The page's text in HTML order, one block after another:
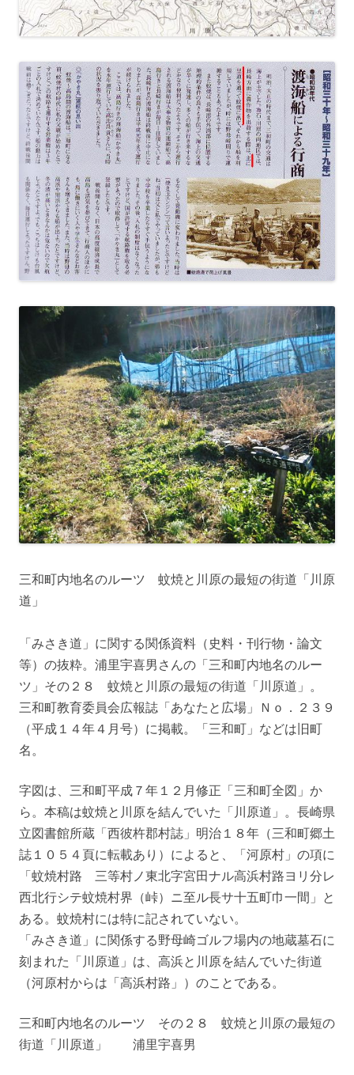
三和町内地名のルーツ 蚊焼と川原の最短の街道「川原
道」
「みさき道」に関する関係資料（史料・刊行物・論文
等）の抜粋。浦里宇喜男さんの「三和町内地名のルー
ツ」その２８ 蚊焼と川原の最短の街道「川原道」。
三和町教育委員会広報誌「あなたと広場」Ｎｏ．２３９
（平成１４年４月号）に掲載。「三和町」などは旧町
名。
字図は、三和町平成７年１２月修正「三和町全図」か
ら。本稿は蚊焼と川原を結んでいた「川原道」。長崎県
立図書館所蔵「西彼杵郡村誌」明治１８年（三和町郷土
誌１０５４頁に転載あり）によると、「河原村」の項に
「蚊焼村路 三等村ノ東北字宮田ナル高浜村路ヨリ分レ
西北行シテ蚊焼村界（峠）ニ至ル長サ十五町巾一間」と
ある。蚊焼村には特に記されていない。
「みさき道」に関係する野母崎ゴルフ場内の地蔵墓石に
刻まれた「川原道」は、高浜と川原を結んでいた街道
（河原村からは「高浜村路」）のことである。
三和町内地名のルーツ その２８ 蚊焼と川原の最短の
街道「川原道」 浦里宇喜男